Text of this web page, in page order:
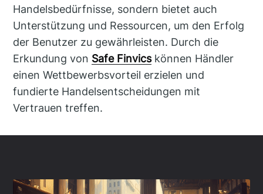
Handelsbedürfnisse, sondern bietet auch
Unterstützung und Ressourcen, um den Erfolg
der Benutzer zu gewährleisten. Durch die
Erkundung von Safe Finvicskönnen Händler
einen Wettbewerbsvorteil erzielen und
fundierte Handelsentscheidungen mit
Vertrauen treffen.